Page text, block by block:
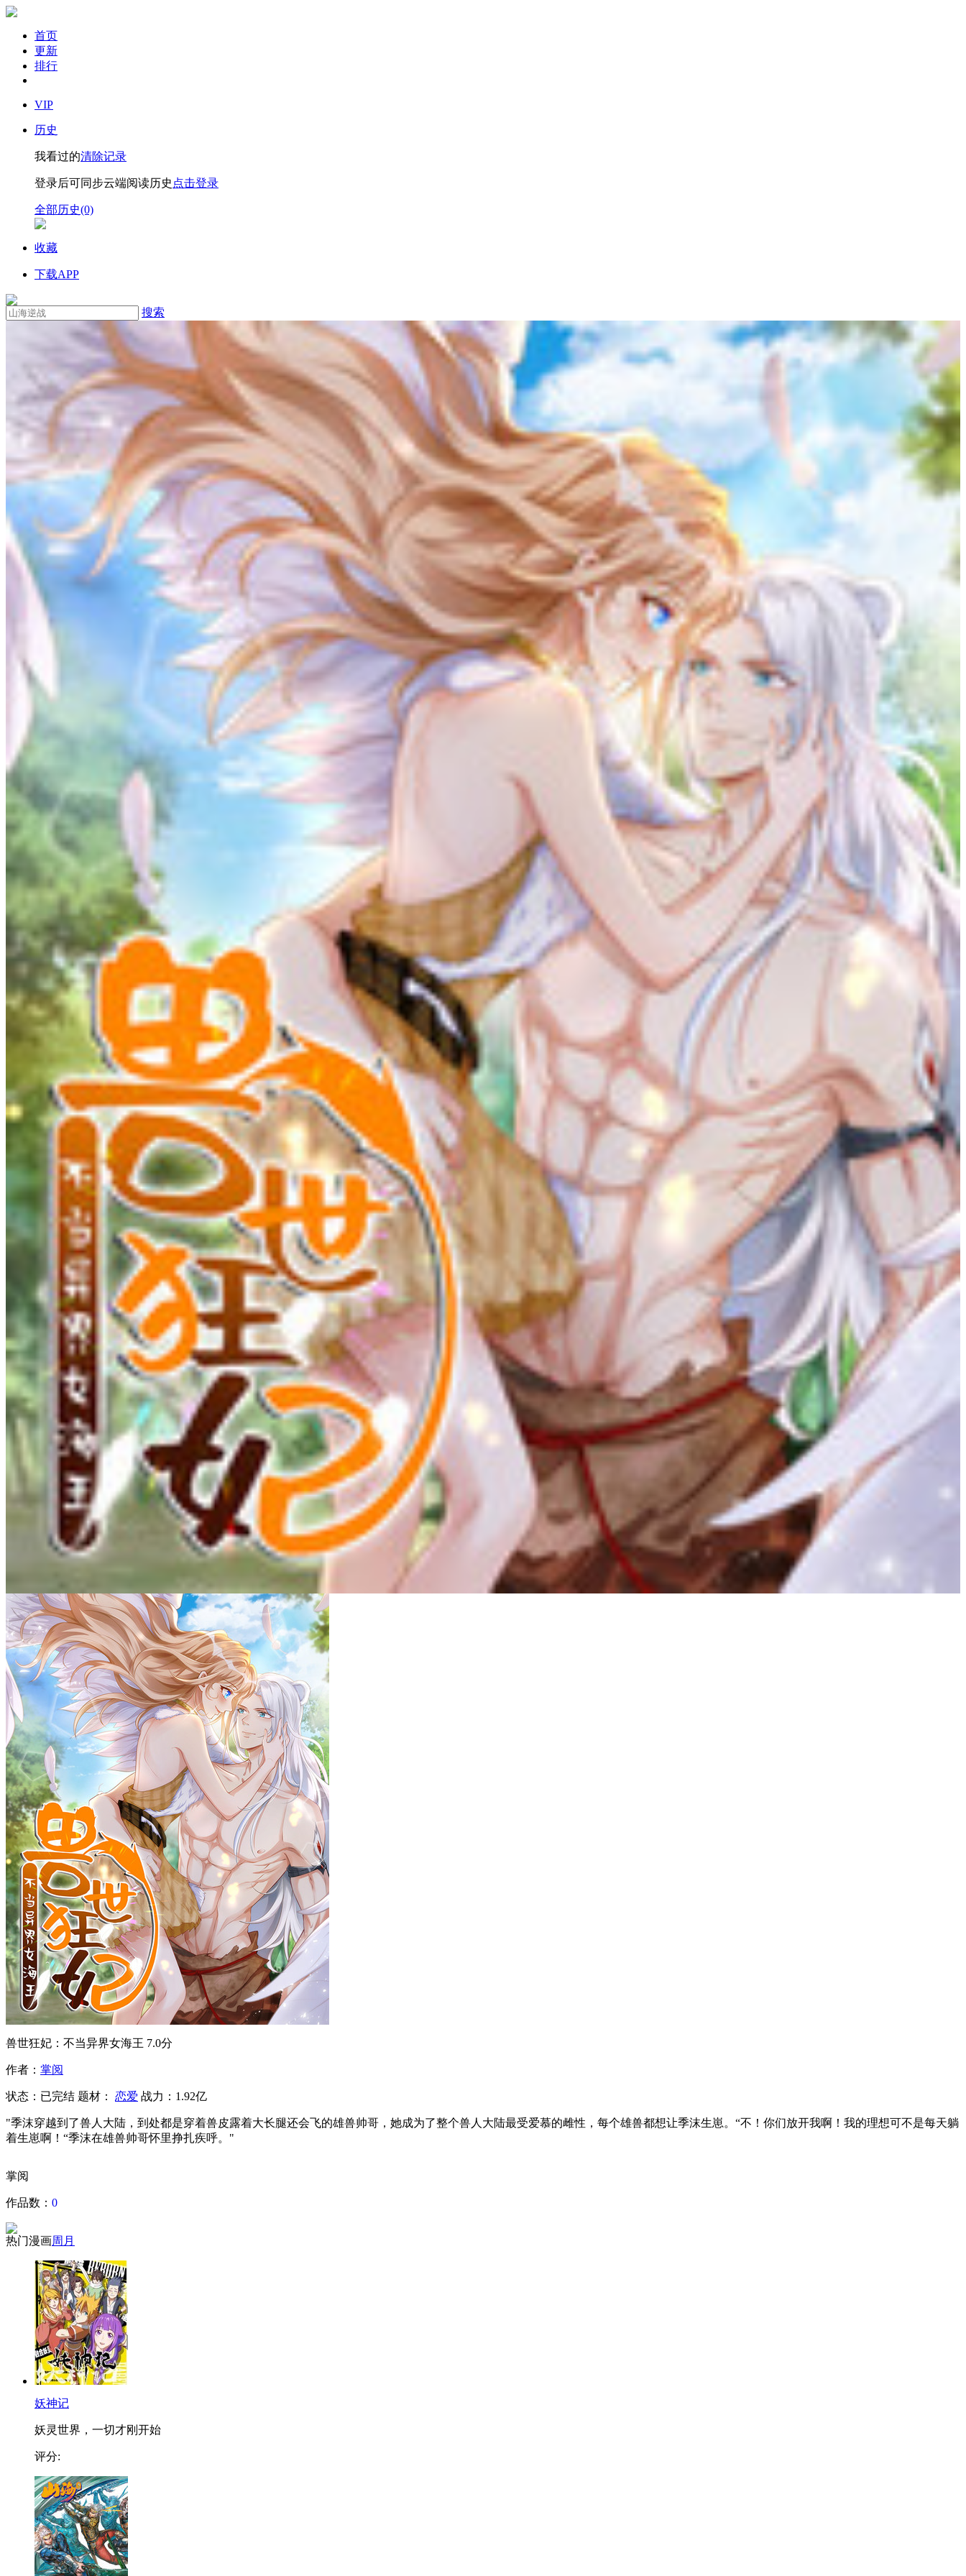
首页
更新
排行
VIP
历史
我看过的清除记录
登录后可同步云端阅读历史 点击登录
全部历史(0)
收藏
下载APP
搜索
兽世狂妃：不当异界女海王 7.0分
作者： 掌阅
状态： 已完结 题材： 恋爱 战力：1.92亿
"季沫穿越到了兽人大陆，到处都是穿着兽皮露着大长腿还会飞的雄兽帅哥，她成为了整个兽人大陆最受爱慕的雌性，每个雄兽都想让季沫生崽。“不！你们放开我啊！我的理想可不是每天躺
着生崽啊！“季沫在雄兽帅哥怀里挣扎疾呼。"
掌阅
作品数： 0
热门漫画周 月
妖神记
妖灵世界，一切才刚开始
评分: